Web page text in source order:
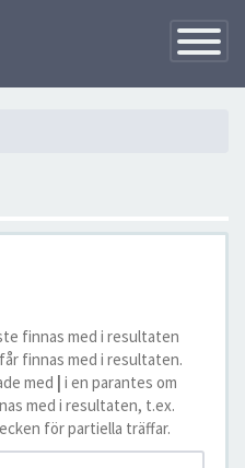
Toggle
finnas med i resultaten
finnas med i resultaten.
med | i en parantes om
med i resultaten, t.ex.
för partiella träffar.